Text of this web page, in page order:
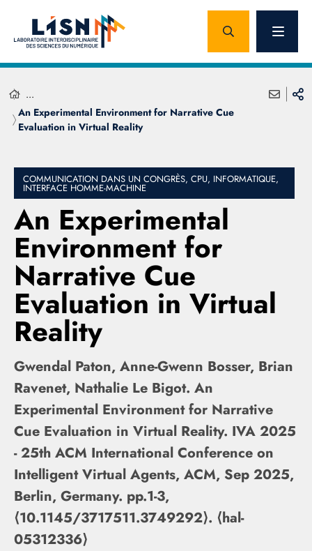
...
An Experimental Environment for Narrative Cue
Evaluation in Virtual Reality
COMMUNICATION DANS UN CONGRÈS, CPU, INFORMATIQUE,
INTERFACE HOMME-MACHINE
An Experimental
Environment for
Narrative Cue
Evaluation in Virtual
Reality
Gwendal Paton, Anne-Gwenn Bosser, Brian
Ravenet, Nathalie Le Bigot. An
Experimental Environment for Narrative
Cue Evaluation in Virtual Reality. IVA 2025
- 25th ACM International Conference on
Intelligent Virtual Agents, ACM, Sep 2025,
Berlin, Germany. pp.1-3,
⟨10.1145/3717511.3749292⟩. ⟨hal-
05312336⟩